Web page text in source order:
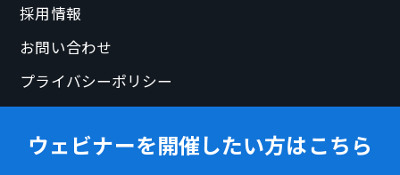
採用情報
お問い合わせ
プライバシーポリシー
ウェビナーを開催したい方はこちら